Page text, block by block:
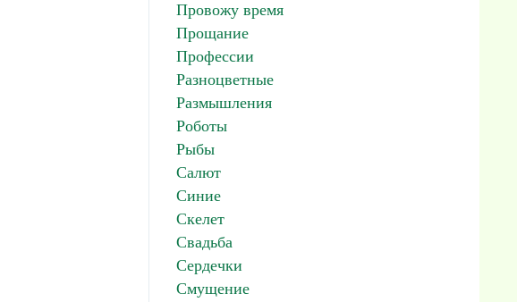
Провожу время
Прощание
Профессии
Разноцветные
Размышления
Роботы
Рыбы
Салют
Синие
Скелет
Свадьба
Сердечки
Смущение